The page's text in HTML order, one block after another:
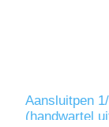
Aansluitpen
(handwartel